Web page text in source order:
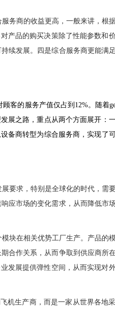
务商的收益更高，一般来讲，根
产品的购买决策除了性能参数和
续发展。四是综合服务商更能满
客的服务产值仅占到 12%。随着
展之路，重点从两个方面展开：一
备商转型为综合服务商，实现了
要求，特别是全球化的时代，需
应市场的变化需求，从而降低市场
块在相关优势工厂生产。产品的模
合作关系，从而争取到供应商所
发展提供弹性空间，从而实现对
机生产商，而是一家从世界各地